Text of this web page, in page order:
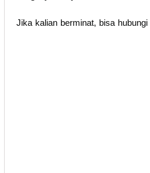
Jika kalian berminat, bisa